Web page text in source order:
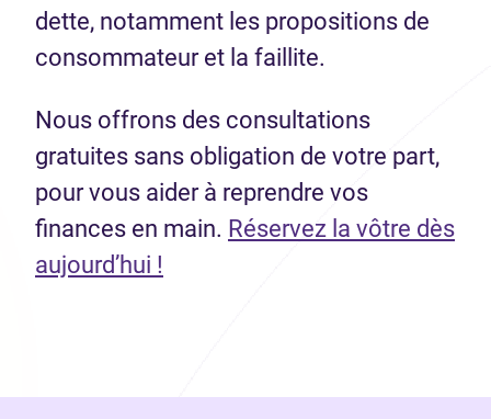
dette, notamment les propositions de
consommateur et la faillite.
Nous offrons des consultations
gratuites sans obligation de votre part,
pour vous aider à reprendre vos
finances en main. Réservez la vôtre dès
aujourd’hui !